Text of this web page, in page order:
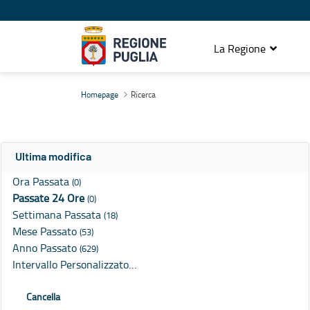
La Regione
Homepage Ricerca
Ultima modifica
Ora Passata (0)
Passate 24 Ore (0)
Settimana Passata (18)
Mese Passato (53)
Anno Passato (629)
Intervallo Personalizzato…
Cancella